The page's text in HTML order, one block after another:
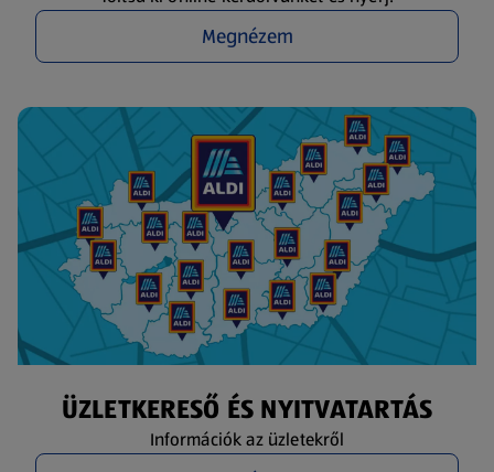
Megnézem
ÜZLETKERESŐ ÉS NYITVATARTÁS
Információk az üzletekről